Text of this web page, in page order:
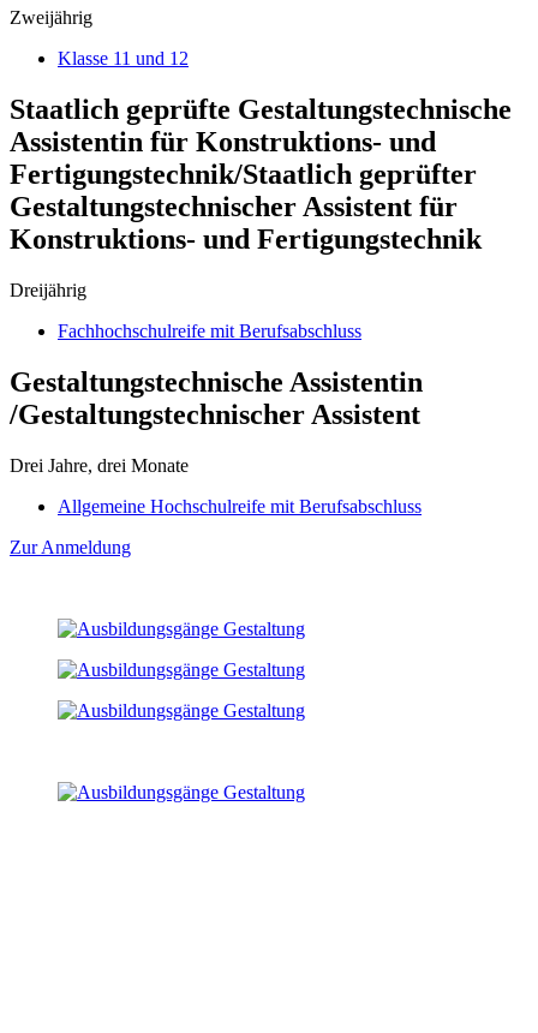
Zweijährig
Klasse 11 und 12
Staatlich geprüfte Gestaltungstechnische
Assistentin für Konstruktions- und
Fertigungstechnik/Staatlich geprüfter
Gestaltungstechnischer Assistent für
Konstruktions- und Fertigungstechnik
Dreijährig
Fachhochschulreife mit Berufsabschluss
Gestaltungstechnische Assistentin
/Gestaltungstechnischer Assistent
Drei Jahre, drei Monate
Allgemeine Hochschulreife mit Berufsabschluss
Zur Anmeldung